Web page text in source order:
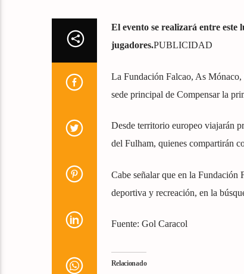
El evento se realizará entre
jugadores.PUBLICIDAD
La Fundación Falcao, As Mónaco,
sede principal de Compensar la
Desde territorio europeo viajarán
del Fulham, quienes compartirán
Cabe señalar que en la Fundación
deportiva y recreación, en la
Fuente: Gol Caracol
Relacionado